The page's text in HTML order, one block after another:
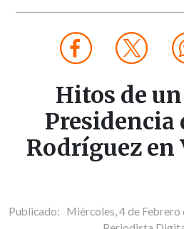
Hitos de
Presidencia
Rodríguez en
Publicado: Miércoles, 4 de Febrero